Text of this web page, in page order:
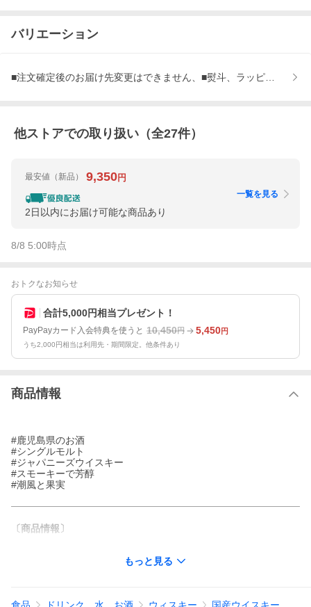
バリエーション
■注文確定後のお届け先変更はできません、■熨斗、ラッピング、
他ストアでの取り扱い（全27件）
最安値 （新品） 9,350円
2日以内にお届け可能な商品あり
一覧を見る
8/8 5:00時点
おトクなお知らせ
合計5,000円相当プレゼント！
PayPayカード入会特典を使うと 10,450円 5,450円
うち2,000円相当は利用先・期間限定。他条件あり
商品情報
#鹿児島県のお酒
#シングルモルト
#ジャパニーズウイスキー
#スモーキーで芳醇
#潮風と果実
〔商品情報〕
蒸溜所で造られる、珍しいピーテッドタイプのジャパニーズシン
もっと見る